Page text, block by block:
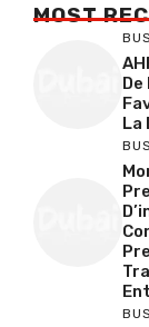
MOST
De
La